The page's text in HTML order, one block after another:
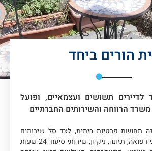
הורים ביחד
לדיירים תשושים ועצמאיים, ופועל
משרד הרווחה והשירותים החברתיים
תחושת פרטיות ביתית, לצד סל שירותים
תומכים בהם שירותי רפואה, תזונה, ניקיון, שירותי סיעוד 24 שעות